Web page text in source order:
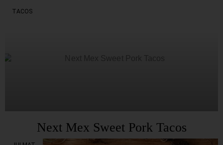
TACOS
Next Mex Sweet Pork Tacos